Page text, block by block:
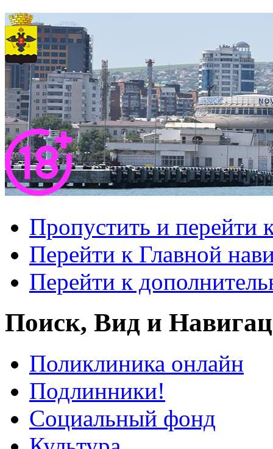
Пропустить и перейти
Перейти к Главной
Перейти к
Поиск, Вид и
Поликлиника онлайн
Подлинники!
Социальный фонд